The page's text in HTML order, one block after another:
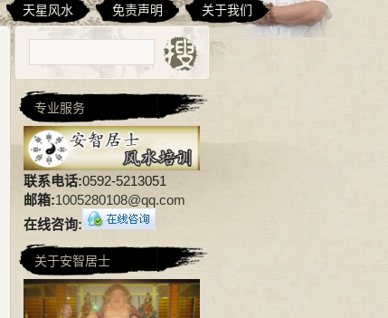
天星风水 免责声明 关于我们
专业服务
联系电话:0592-5213051
邮箱:1005280108@qq.com
在线咨询:
关于安智居士